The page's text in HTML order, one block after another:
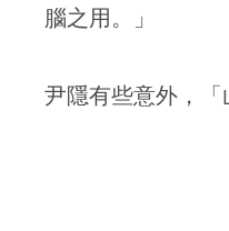
腦之用。」
尹隱有些意外，「